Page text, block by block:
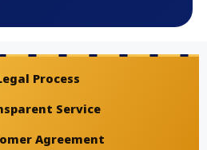
Process
Service
Agreement